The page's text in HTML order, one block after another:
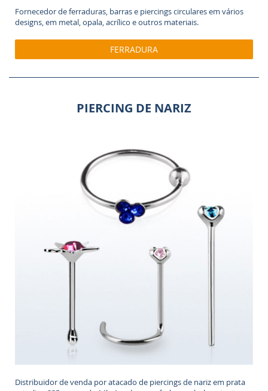
Fornecedor de ferraduras, barras e piercings circulares em vários
designs, em metal, opala, acrílico e outros materiais.
FERRADURA
PIERCING DE NARIZ
Distribuidor de venda por atacado de piercings de nariz em prata